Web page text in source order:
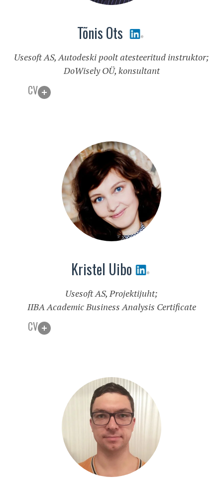
Tõnis Ots
Usesoft AS, Autodeski poolt atesteeritud instruktor;
DoWisely OÜ, konsultant
CV
Kristel Uibo
Usesoft AS,Projektijuht;
IIBA Academic Business Analysis Certificate
CV